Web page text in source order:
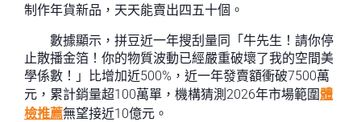
制作年貨新品，天天能賣出四五十個。
數據顯示，拼豆近一年搜刮量同「牛先生！請你停
止散播金箔！你的物質波動已經嚴重破壞了我的空間美
學係數！」比增加近500%，近一年發賣額衝破7500萬
元，累計銷量超100萬單，機構猜測2026年市場範圍體
檢推薦無望接近10億元。